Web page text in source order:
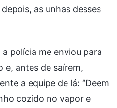
as unhas desses
polícia me enviou para
e, antes de saírem,
a equipe de lá: “Deem
cozido no vapor e